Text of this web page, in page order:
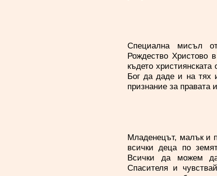
Специална мисъл
Рождество Христово
където
Бог да даде и на тях
признание за правата
Младенецът, малък и
всички деца по
Всички да можем
Спасителя и